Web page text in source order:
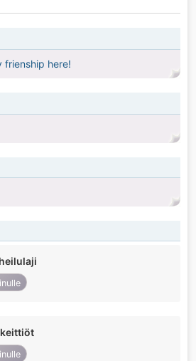
frienship here!